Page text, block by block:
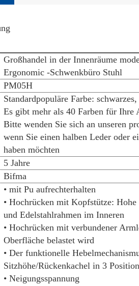
Großhandel in der Innenräume
Ergonomic -Schwenkbüro Stuhl
PM05H
Standardpopuläre Farbe:
Es gibt mehr als 40 Farben für Ihre
Bitte wenden Sie sich an unseren
wenn Sie einen halben Leder oder
haben möchten
5 Jahre
Bifma
• mit Pu aufrechterhalten
• Hochrücken mit Kopfstütze:
und Edelstahlrahmen im Inneren
• Hochrücken mit verbundener
Oberfläche belastet wird
• Der funktionelle
Sitzhöhe/Rückenkachel in 3
• Neigungsspannung